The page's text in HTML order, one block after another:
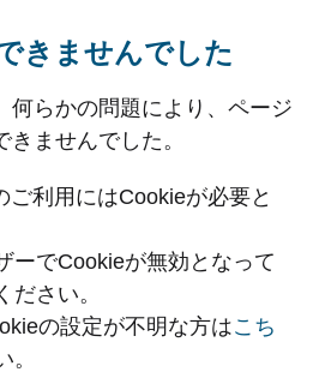
きませんでした
何らかの問題により、ページ
ませんでした。
ご利用にはCookieが必要と
ーでCookieが無効となって
ださい。
の設定が不明な方はこち
。